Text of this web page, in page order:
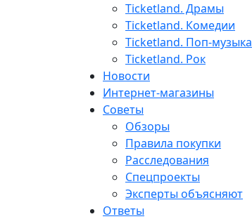
Ticketland. Драмы
Ticketland. Комедии
Ticketland. Поп-музыка
Ticketland. Рок
Новости
Интернет-магазины
Советы
Обзоры
Правила покупки
Расследования
Спецпроекты
Эксперты объясняют
Ответы